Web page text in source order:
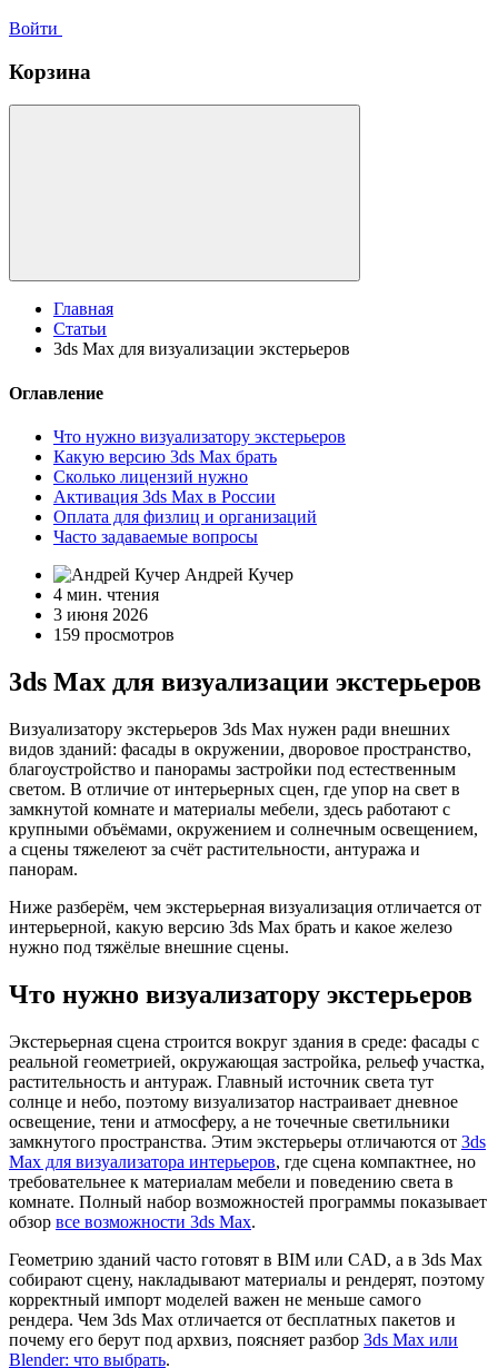
Войти
Корзина
Главная
Статьи
3ds Max для визуализации экстерьеров
Оглавление
Что нужно визуализатору экстерьеров
Какую версию 3ds Max брать
Сколько лицензий нужно
Активация 3ds Max в России
Оплата для физлиц и организаций
Часто задаваемые вопросы
Андрей Кучер
4 мин. чтения
3 июня 2026
159 просмотров
3ds Max для визуализации экстерьеров
Визуализатору экстерьеров 3ds Max нужен ради внешних
видов зданий: фасады в окружении, дворовое пространство,
благоустройство и панорамы застройки под естественным
светом. В отличие от интерьерных сцен, где упор на свет в
замкнутой комнате и материалы мебели, здесь работают с
крупными объёмами, окружением и солнечным освещением,
а сцены тяжелеют за счёт растительности, антуража и
панорам.
Ниже разберём, чем экстерьерная визуализация отличается от
интерьерной, какую версию 3ds Max брать и какое железо
нужно под тяжёлые внешние сцены.
Что нужно визуализатору экстерьеров
Экстерьерная сцена строится вокруг здания в среде: фасады с
реальной геометрией, окружающая застройка, рельеф участка,
растительность и антураж. Главный источник света тут
солнце и небо, поэтому визуализатор настраивает дневное
освещение, тени и атмосферу, а не точечные светильники
замкнутого пространства. Этим экстерьеры отличаются от 3ds
Max для визуализатора интерьеров, где сцена компактнее, но
требовательнее к материалам мебели и поведению света в
комнате. Полный набор возможностей программы показывает
обзор все возможности 3ds Max.
Геометрию зданий часто готовят в BIM или CAD, а в 3ds Max
собирают сцену, накладывают материалы и рендерят, поэтому
корректный импорт моделей важен не меньше самого
рендера. Чем 3ds Max отличается от бесплатных пакетов и
почему его берут под архвиз, поясняет разбор 3ds Max или
Blender: что выбрать.